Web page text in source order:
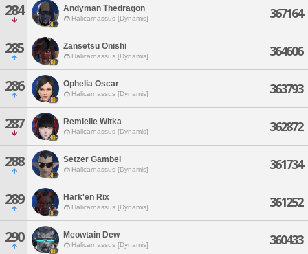
284 Andyman Thedragon
Halicarnassus [Dynamis] 367164
285 Zansetsu Onishi
Halicarnassus [Dynamis] 364606
286 Ophelia Oscar
Halicarnassus [Dynamis] 363793
287 Remielle Witka
Halicarnassus [Dynamis] 362872
288 Setzer Gambel
Halicarnassus [Dynamis] 361734
289 Hark'en Rix
Halicarnassus [Dynamis] 361252
290 Meowtain Dew
Halicarnassus [Dynamis] 360433